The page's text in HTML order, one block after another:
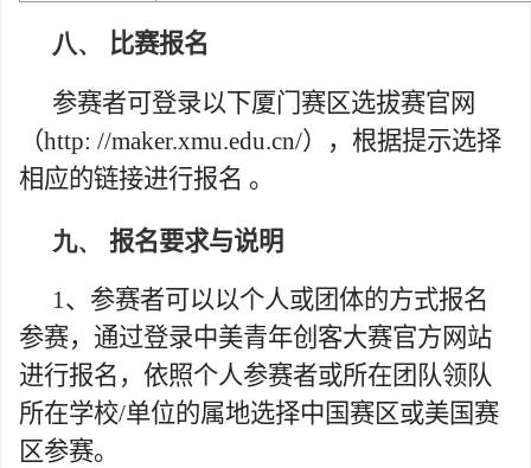
八、 比赛报名
参赛者可登录以下厦门赛区选拔赛官网
（http: //maker.xmu.edu.cn/），根据提示选择
相应的链接进行报名 。
九、 报名要求与说明
1、参赛者可以以个人或团体的方式报名
参赛，通过登录中美青年创客大赛官方网站
进行报名，依照个人参赛者或所在团队领队
所在学校/单位的属地选择中国赛区或美国赛
区参赛。